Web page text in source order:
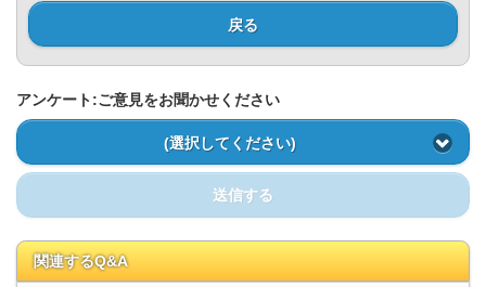
戻る
アンケート:ご意見をお聞かせください
(選択してください)
送信する
関連するQ&A